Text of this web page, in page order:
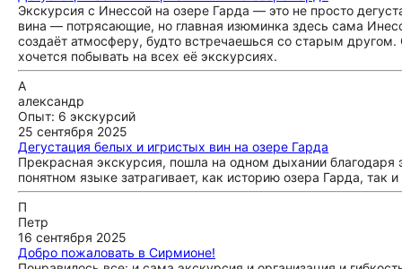
Экскурсия с Инессой на озере Гарда — это не просто
вина — потрясающие, но главная изюминка здесь сама
создаёт атмосферу, будто встречаешься со старым
хочется побывать на всех её экскурсиях.
А
александр
Опыт: 6 экскурсий
25 сентября 2025
Дегустация белых и игристых вин на озере Гарда
Прекрасная экскурсия, пошла на одном дыхании
понятном языке затрагивает, как историю озера Гарда, так
П
Петр
16 сентября 2025
Добро пожаловать в Сирмионе!